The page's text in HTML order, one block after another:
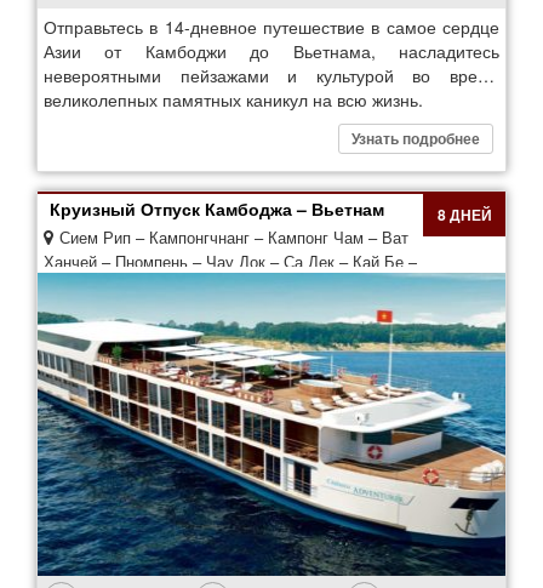
Отправьтесь в 14-дневное путешествие в самое сердце
Азии от Камбоджи до Вьетнама, насладитесь
невероятными пейзажами и культурой во время
великолепных памятных каникул на всю жизнь.
Узнать подробнее
Круизный Отпуск Камбоджа – Вьетнам
Сием Рип – Кампонгчнанг – Кампонг Чам – Ват
Ханчей – Пномпень – Чау Док – Са Дек – Кай Бе –
Сай Гон
8 ДНЕЙ